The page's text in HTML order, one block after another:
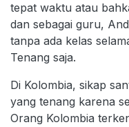
tepat waktu atau
dan sebagai guru,
tanpa ada kelas
Tenang saja.
Di Kolombia, sikap
yang tenang karena
Orang Kolombia